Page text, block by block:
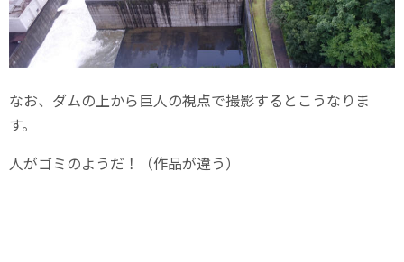
なお、ダムの上から巨人の視点で撮影するとこうなりま
す。
人がゴミのようだ！（作品が違う）